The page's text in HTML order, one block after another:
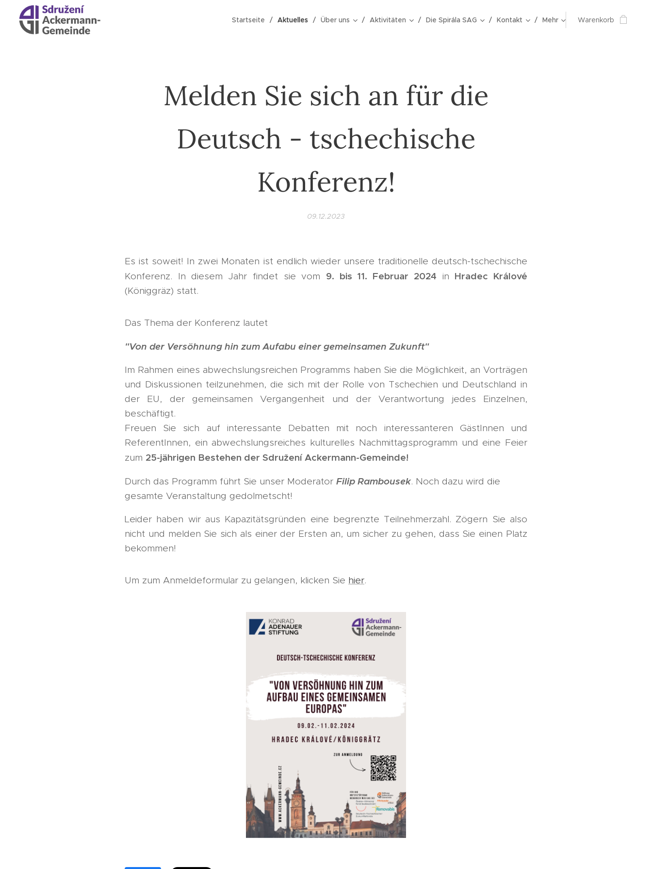
Startseite Aktuelles Über uns Aktivitäten Die Spirála SAG Kontakt Mehr Warenkorb
Melden Sie sich an für die
Deutsch - tschechische
Konferenz!
09.12.2023
Es ist soweit! In zwei Monaten ist endlich wieder unsere traditionelle deutsch-tschechische
Konferenz. In diesem Jahr findet sie vom 9. bis 11. Februar 2024 in Hradec Králové
(Königgräz) statt.
Das Thema der Konferenz lautet
"Von der Versöhnung hin zum Aufabu einer gemeinsamen Zukunft"
Im Rahmen eines abwechslungsreichen Programms haben Sie die Möglichkeit, an Vorträgen
und Diskussionen teilzunehmen, die sich mit der Rolle von Tschechien und Deutschland in
der EU, der gemeinsamen Vergangenheit und der Verantwortung jedes Einzelnen,
beschäftigt.
Freuen Sie sich auf interessante Debatten mit noch interessanteren GästInnen und
ReferentInnen, ein abwechslungsreiches kulturelles Nachmittagsprogramm und eine Feier
zum 25-jährigen Bestehen der Sdružení Ackermann-Gemeinde!
Durch das Programm führt Sie unser Moderator Filip Rambousek. Noch dazu wird die
gesamte Veranstaltung gedolmetscht!
Leider haben wir aus Kapazitätsgründen eine begrenzte Teilnehmerzahl. Zögern Sie also
nicht und melden Sie sich als einer der Ersten an, um sicher zu gehen, dass Sie einen Platz
bekommen!
Um zum Anmeldeformular zu gelangen, klicken Sie hier.